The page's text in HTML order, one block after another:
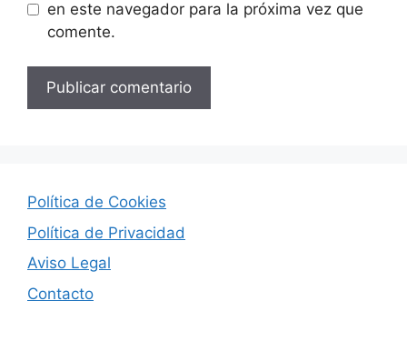
en este navegador para la próxima vez que
comente.
Política de Cookies
Política de Privacidad
Aviso Legal
Contacto